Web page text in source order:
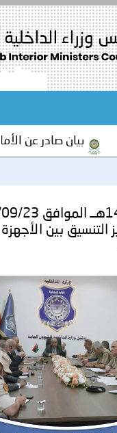
بيان صادر عن الأمانة
التنسيق بين